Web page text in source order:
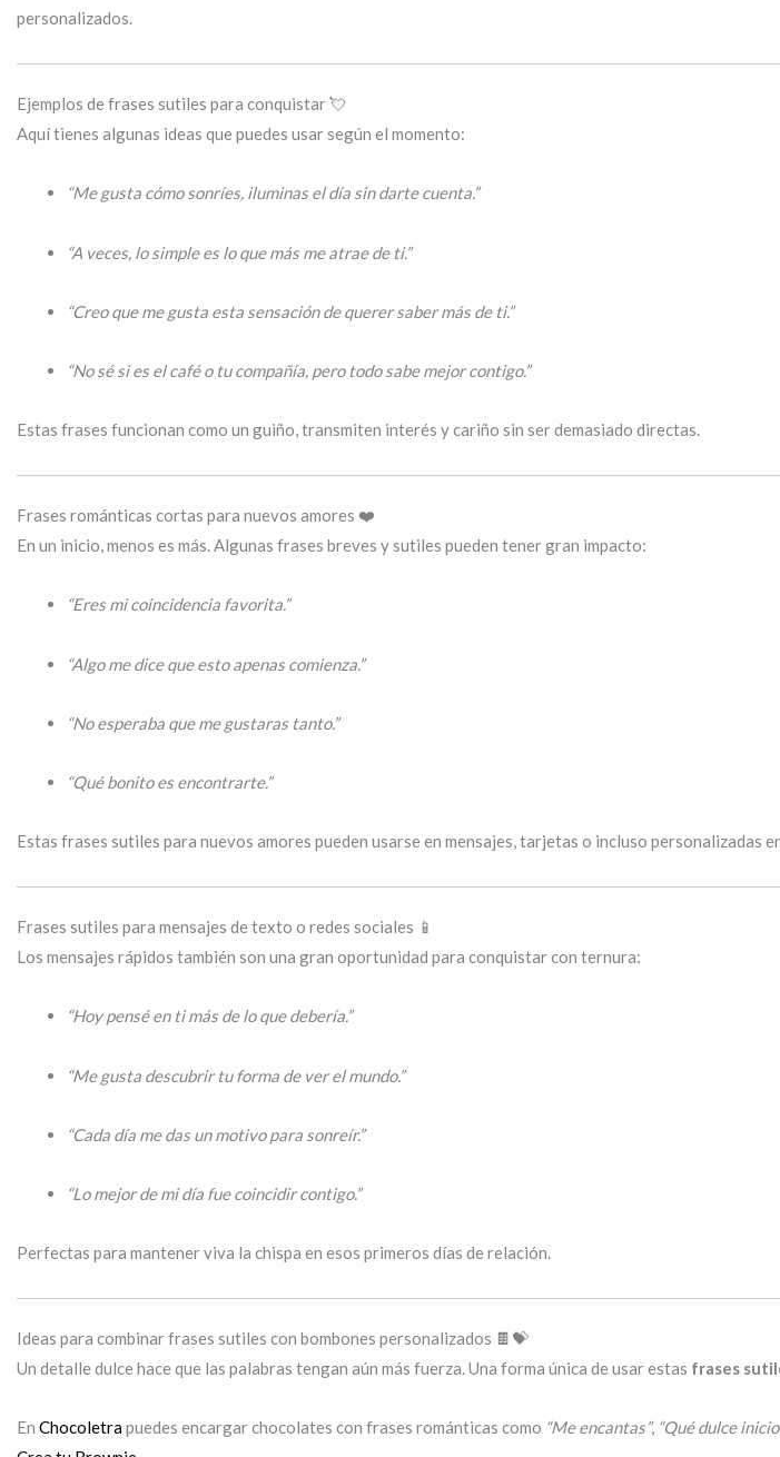
personalizados.
Ejemplos de frases sutiles para conquistar 💘
Aquí tienes algunas ideas que puedes usar según el momento:
“Me gusta cómo sonríes, iluminas el día sin darte cuenta.”
“A veces, lo simple es lo que más me atrae de ti.”
“Creo que me gusta esta sensación de querer saber más de ti.”
“No sé si es el café o tu compañía, pero todo sabe mejor contigo.”
Estas frases funcionan como un guiño, transmiten interés y cariño sin ser demasiado directas.
Frases románticas cortas para nuevos amores ❤️
En un inicio, menos es más. Algunas frases breves y sutiles pueden tener gran impacto:
“Eres mi coincidencia favorita.”
“Algo me dice que esto apenas comienza.”
“No esperaba que me gustaras tanto.”
“Qué bonito es encontrarte.”
Estas frases sutiles para nuevos amores pueden usarse en mensajes, tarjetas o incluso personalizadas
Frases sutiles para mensajes de texto o redes sociales 📱
Los mensajes rápidos también son una gran oportunidad para conquistar con ternura:
“Hoy pensé en ti más de lo que debería.”
“Me gusta descubrir tu forma de ver el mundo.”
“Cada día me das un motivo para sonreír.”
“Lo mejor de mi día fue coincidir contigo.”
Perfectas para mantener viva la chispa en esos primeros días de relación.
Ideas para combinar frases sutiles con bombones personalizados 🍫💝
Un detalle dulce hace que las palabras tengan aún más fuerza. Una forma única de usar estas frases
En Chocoletrapuedes encargar chocolates con frases románticas como “Me encantas”, “Qué dulce